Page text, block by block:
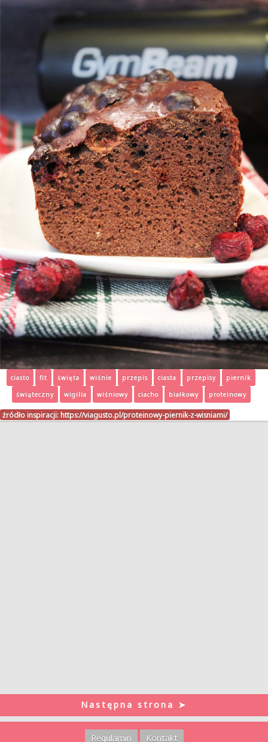
ciasto fit święta wiśnie przepis ciasta przepisy
piernik
świąteczny
wigilia wiśniowy ciacho białkowy proteinowy
źródło inspiracji: https://viagusto.pl/proteinowy-piernik-z-wisniami/
Następna strona ➤
Regulamin Kontakt